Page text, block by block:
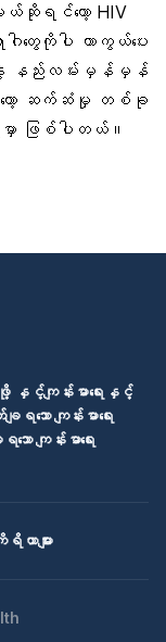
ရင်တော့ HIV
ေကိုပါ ကာကွယ်ပေး
နည်းလမ်းမှန်မှန်
တော့ ဆက်ဆံမှု တစ်ခု
ဖြစ်ပါတယ်။
နှင့်ကျန်းမာရေးနှင့်
ော ကျန်းမာရေး
ကျန်းမာရေး
ယာများ